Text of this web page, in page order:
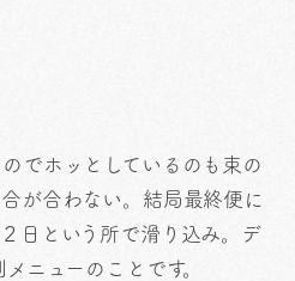
でホッとしているのも束の
が合わない。結局最終便に
日という所で滑り込み。デ
ニューのことです。